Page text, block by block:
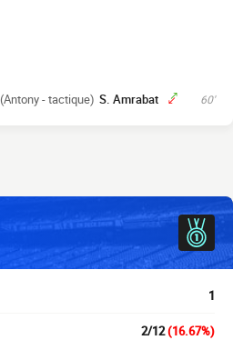
60'
S. Amrabat
(Antony - tactique)
1
2/12(16.67%)